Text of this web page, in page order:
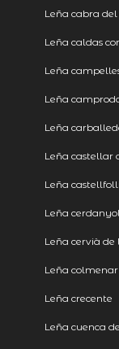
Leña cabra
Leña caldas
Leña
Leña
Leña
Leña castellar
Leña
Leña
Leña cervià de
Leña
Leña crecente
Leña cuenca